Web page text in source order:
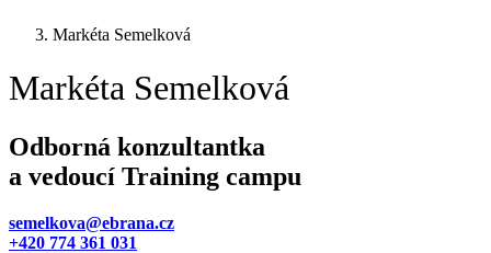
Markéta Semelková
Markéta Semelková
Odborná konzultantka
a vedoucí Training campu
semelkova@ebrana.cz
+420 774 361 031